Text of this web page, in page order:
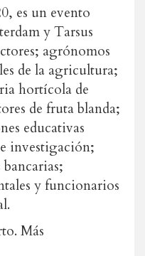
es un evento
y Tarsus
agrónomos
de la agricultura;
hortícola de
de fruta blanda;
educativas
investigación;
y funcionarios
Más